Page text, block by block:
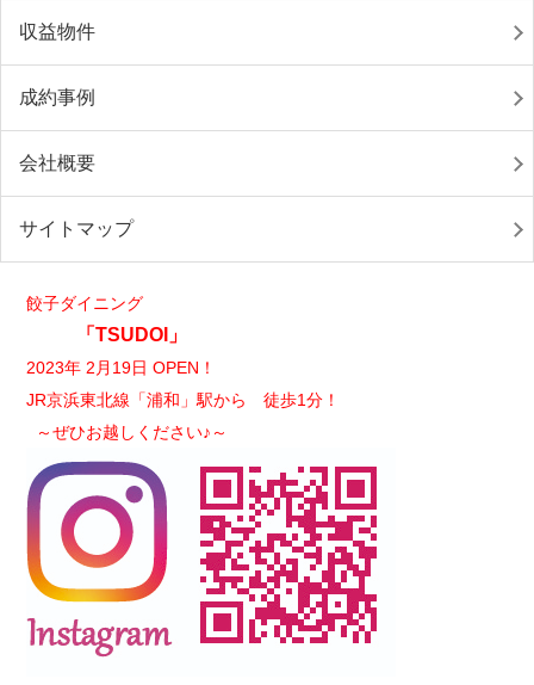
収益物件
成約事例
会社概要
サイトマップ
餃子ダイニング
「TSUDOI」
2023年 2月19日 OPEN！
JR京浜東北線「浦和」駅から 徒歩1分！
～ぜひお越しください♪～